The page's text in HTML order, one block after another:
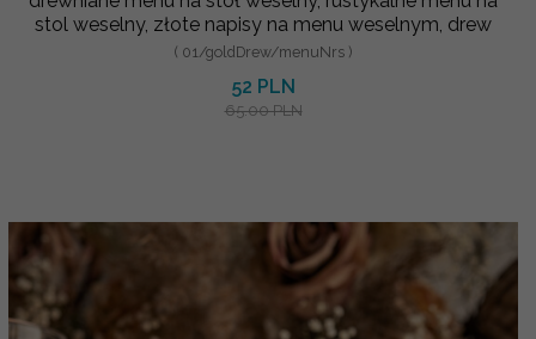
stol weselny, złote napisy na menu weselnym, drew
( 01/goldDrew/menuNrs )
52 PLN
65.00 PLN